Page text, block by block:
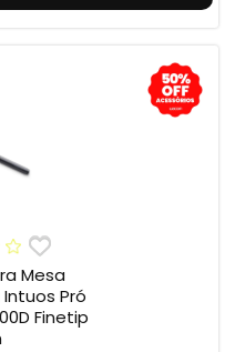
Mesa
Pró
Finetip